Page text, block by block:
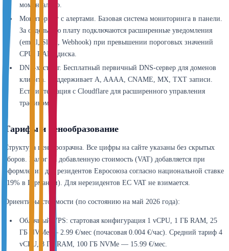
моментально.
Мониторинг с алертами. Базовая система мониторинга в панели.
За отдельную плату подключаются расширенные уведомления
(email, Slack, Webhook) при превышении пороговых значений
CPU, RAM, диска.
DNS-хостинг. Бесплатный первичный DNS-сервер для доменов
клиента. Поддерживает A, AAAA, CNAME, MX, TXT записи.
Есть интеграция с Cloudflare для расширенного управления
трафиком.
Тарифы и ценообразование
Структура цен прозрачна. Все цифры на сайте указаны без скрытых
сборов. Налог на добавленную стоимость (VAT) добавляется при
оформлении для резидентов Евросоюза согласно национальной ставке
(19% в Германии). Для нерезидентов ЕС VAT не взимается.
Ориентиры стоимости (по состоянию на май 2026 года):
Облачный VPS: стартовая конфигурация 1 vCPU, 1 ГБ RAM, 25
ГБ NVMe — 2.99 €/мес (почасовая 0.004 €/час). Средний тариф 4
vCPU, 8 ГБ RAM, 100 ГБ NVMe — 15.99 €/мес.